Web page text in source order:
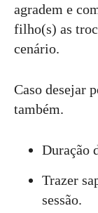
agradem e
filho(s) as
cenário.
Caso desejar
também.
Duração
Trazer
sessão.